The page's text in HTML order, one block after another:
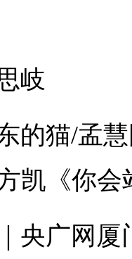
岐
的猫/孟
凯《你会
央广网